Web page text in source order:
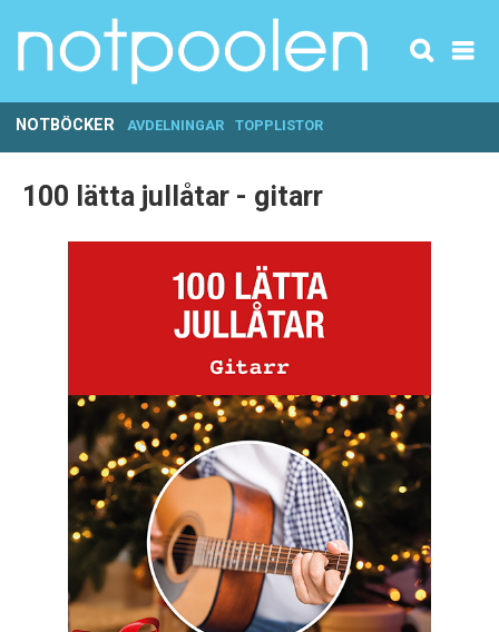
NOTBÖCKER AVDELNINGAR TOPPLISTOR
100 lätta jullåtar - gitarr